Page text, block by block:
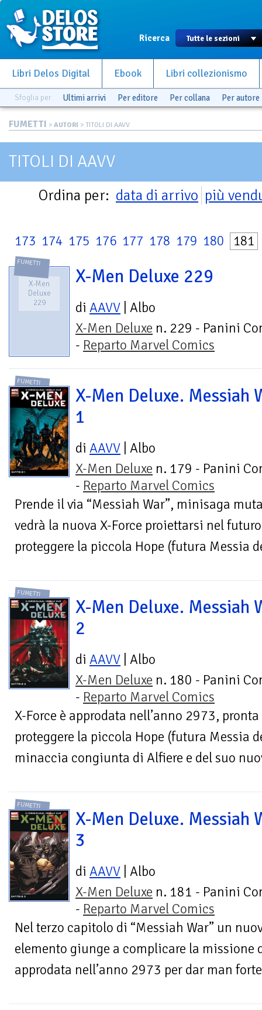
Ricerca
Libri Delos Digital Ebook Libri collezionismo
Sfoglia per Ultimi arrivi Per editore Per collana Per autore
FUMETTI > AUTORI > TITOLI DI AAVV
TITOLI DI AAVV
Ordina per: data di arrivo più
173 174 175 176 177 178 179 180 181
FUMETTI
X-Men
Deluxe
229
X-Men Deluxe 229
di AAVV | Albo
X-Men Deluxe n. 229 - Panini
- Reparto Marvel Comics
FUMETTI
X-Men Deluxe. Messiah
1
di AAVV | Albo
X-Men Deluxe n. 179 - Panini
- Reparto Marvel Comics
Prende il via “Messiah War”, minisaga
vedrà la nuova X-Force proiettarsi nel
proteggere la piccola Hope (futura Messia
FUMETTI
X-Men Deluxe. Messiah
2
di AAVV | Albo
X-Men Deluxe n. 180 - Panini
- Reparto Marvel Comics
X-Force è approdata nell’anno 2973,
proteggere la piccola Hope (futura Messia
minaccia congiunta di Alfiere e del suo
FUMETTI
X-Men Deluxe. Messiah
3
di AAVV | Albo
X-Men Deluxe n. 181 - Panini
- Reparto Marvel Comics
Nel terzo capitolo di “Messiah War” un
elemento giunge a complicare la missione
approdata nell’anno 2973 per dar man